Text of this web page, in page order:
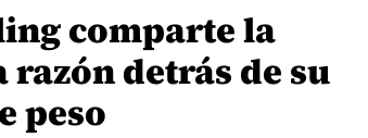
comparte la
razón detrás de su
peso